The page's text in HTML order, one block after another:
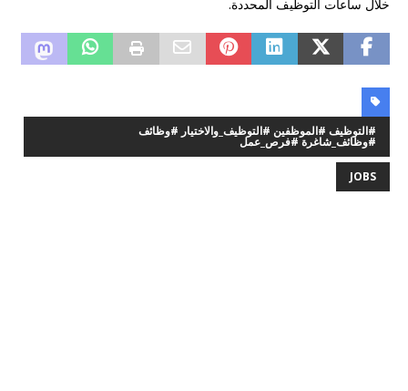
خلال ساعات التوظيف المحددة.
#التوظيف #الموظفين #التوظيف_والاختيار #وظائف
#وظائف_شاغرة #فرص_عمل
JOBS